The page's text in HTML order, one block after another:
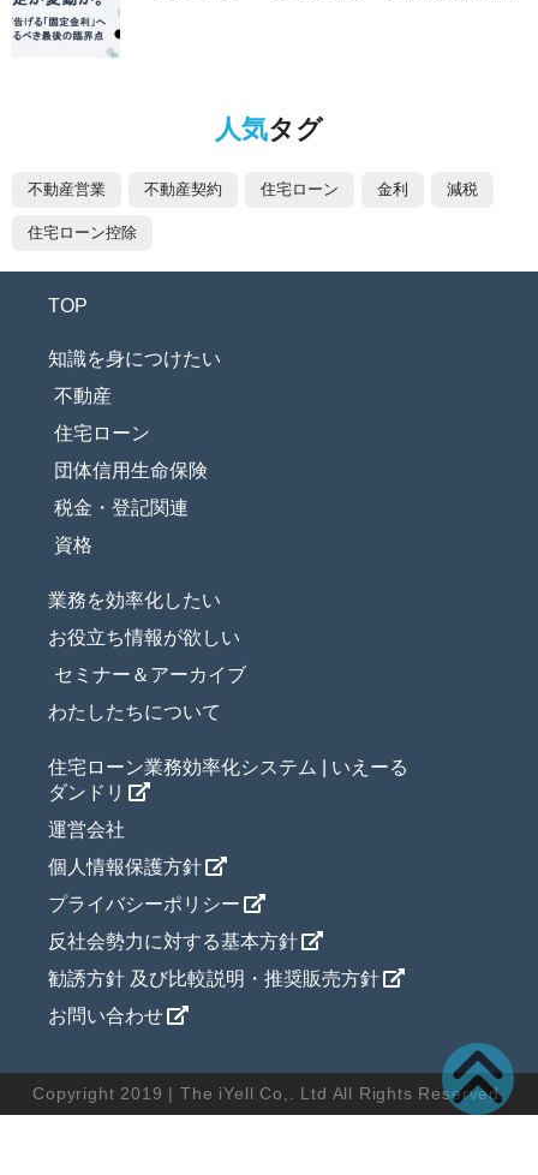
人気タグ
不動産営業 不動産契約 住宅ローン 金利 減税
住宅ローン控除
TOP
知識を身につけたい
不動産
住宅ローン
団体信用生命保険
税金・登記関連
資格
業務を効率化したい
お役立ち情報が欲しい
セミナー＆アーカイブ
わたしたちについて
住宅ローン業務効率化システム | いえーる
ダンドリ
運営会社
個人情報保護方針
プライバシーポリシー
反社会勢力に対する基本方針
勧誘方針 及び比較説明・推奨販売方針
お問い合わせ
Copyright 2019 | The iYell Co,. Ltd All Rights Reserved.